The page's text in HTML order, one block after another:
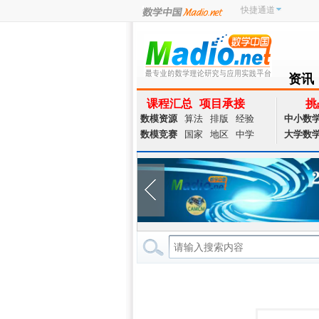
快捷通道
资讯
NEWS
课程汇总 项目承接
数模资源 算法 排版
经验
数模竞赛
国家 地区 中学
挑
中小数
大学数